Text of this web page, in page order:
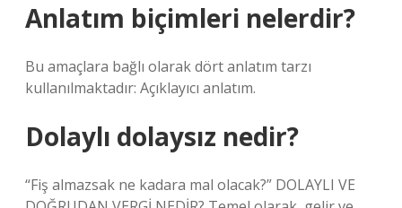
Anlatım biçimleri nelerdir?
Bu amaçlara bağlı olarak dört anlatım tarzı
kullanılmaktadır: Açıklayıcı anlatım.
Dolaylı dolaysız nedir?
“Fiş almazsak ne kadara mal olacak?” DOLAYLI VE